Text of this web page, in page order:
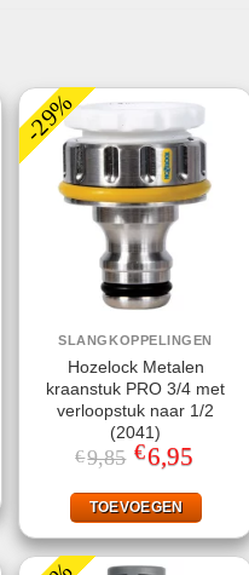
-29%
SLANGKOPPELINGEN
Hozelock Metalen
kraanstuk PRO 3/4 met
verloopstuk naar 1/2
(2041)
€9,85 Oorspronkelijke
prijs
€9,85.
€6,95prijs
€6,95.
TOEVOEGEN